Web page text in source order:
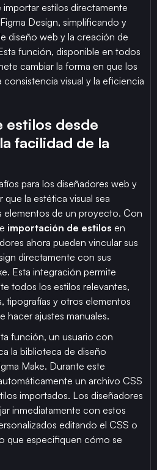
estilos directamente
Design, simplificando y
diseño web y la creación de
función, disponible en todos
cambiar la forma en que los
visual y la eficiencia
estilos desde
facilidad de la
para los diseñadores web y
que la estética visual sea
elementos de un proyecto. Con
importación de estilos en
ahora pueden vincular sus
directamente con sus
Esta integración permite
todos los estilos relevantes,
tipografías y otros elementos
hacer ajustes manuales.
función, un usuario con
la biblioteca de diseño
Make. Durante este
un archivo CSS
importados. Los diseñadores
inmediatamente con estos
editando el CSS o
que especifiquen cómo se